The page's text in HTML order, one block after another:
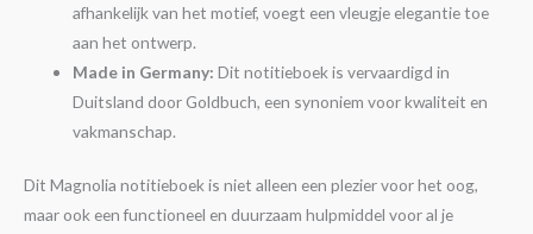
afhankelijk van het motief, voegt een vleugje elegantie toe
aan het ontwerp.
Made in Germany: Dit notitieboek is vervaardigd in
Duitsland door Goldbuch, een synoniem voor kwaliteit en
vakmanschap.
Dit Magnolia notitieboek is niet alleen een plezier voor het oog,
maar ook een functioneel en duurzaam hulpmiddel voor al je